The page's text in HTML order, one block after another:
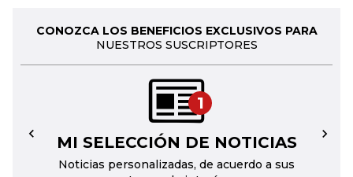
CONOZCA LOS BENEFICIOS EXCLUSIVOS PARA
NUESTROS SUSCRIPTORES
1
MI SELECCIÓN DE NOTICIAS
Noticias personalizadas, de acuerdo a sus
← →